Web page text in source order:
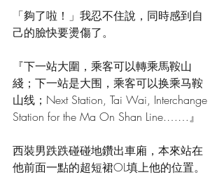
「夠了啦！」我忍不住說，同時感到自
己的臉快要燙傷了。
『下一站大圍，乘客可以轉乘馬鞍山
綫；下一站是大围，乘客可以换乘马鞍
山线；Next Station, Tai Wai, Interchange
Station for the Ma On Shan Line.……』
西裝男跌跌碰碰地鑽出車廂，本來站在
他前面一點的超短裙OL填上他的位置。